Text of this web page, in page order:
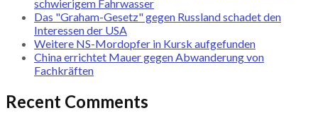
schwierigem Fahrwasser
Das "Graham-Gesetz" gegen Russland schadet den
Interessen der USA
Weitere NS-Mordopfer in Kursk aufgefunden
China errichtet Mauer gegen Abwanderung von
Fachkräften
Recent Comments